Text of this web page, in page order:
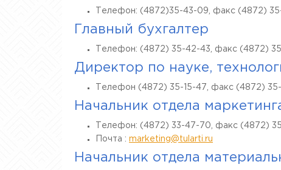
Телефон: (4872)35-43-09, факс (4872)
Главный бухгалтер
Телефон: (4872) 35-42-43, факс (4872)
Директор по науке,
Телефон (4872) 35-15-47, факс (4872)
Начальник отдела
Телефон: (4872) 33-47-70, факс (4872)
Почта : marketing@tularti.ru
Начальник отдела